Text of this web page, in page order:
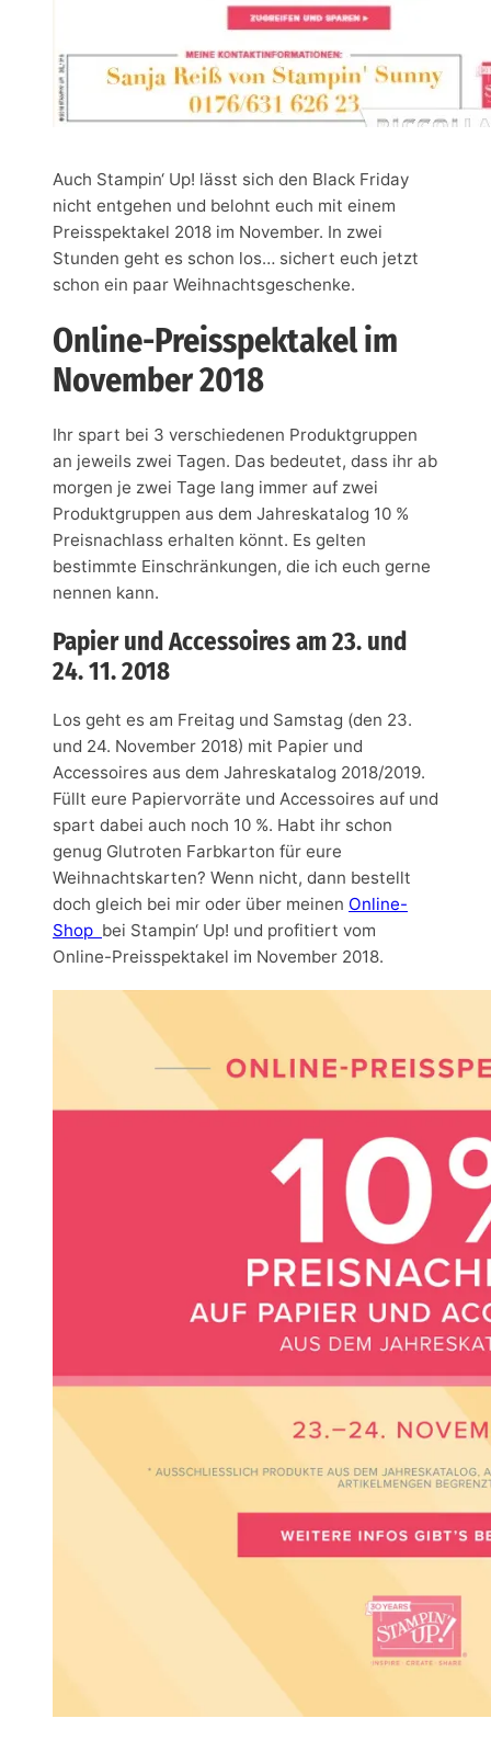
Auch Stampin‘ Up! lässt sich den Black Friday
nicht entgehen und belohnt euch mit einem
Preisspektakel 2018 im November. In zwei
Stunden geht es schon los… sichert euch jetzt
schon ein paar Weihnachtsgeschenke.
Online-Preisspektakel im
November 2018
Ihr spart bei 3 verschiedenen Produktgruppen
an jeweils zwei Tagen. Das bedeutet, dass ihr ab
morgen je zwei Tage lang immer auf zwei
Produktgruppen aus dem Jahreskatalog 10 %
Preisnachlass erhalten könnt. Es gelten
bestimmte Einschränkungen, die ich euch gerne
nennen kann.
Papier und Accessoires am 23. und
24. 11. 2018
Los geht es am Freitag und Samstag (den 23.
und 24. November 2018) mit Papier und
Accessoires aus dem Jahreskatalog 2018/2019.
Füllt eure Papiervorräte und Accessoires auf und
spart dabei auch noch 10 %. Habt ihr schon
genug Glutroten Farbkarton für eure
Weihnachtskarten? Wenn nicht, dann bestellt
doch gleich bei mir oder über meinen Online-
Shop bei Stampin‘ Up! und profitiert vom
Online-Preisspektakel im November 2018.